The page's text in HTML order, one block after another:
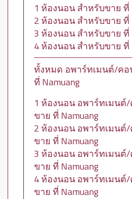
1 ห้องนอน สำหรับขาย ที่
2 ห้องนอน สำหรับขาย ที่
3 ห้องนอน สำหรับขาย ที่
4 ห้องนอน สำหรับขาย ที่
ทั้งหมด อพาร์ทเมนต์/ค
ที่ Namuang
1 ห้องนอน อพาร์ทเมนต์
ขาย ที่ Namuang
2 ห้องนอน อพาร์ทเมนต์
ขาย ที่ Namuang
3 ห้องนอน อพาร์ทเมนต์
ขาย ที่ Namuang
4 ห้องนอน อพาร์ทเมนต์
ขาย ที่ Namuang